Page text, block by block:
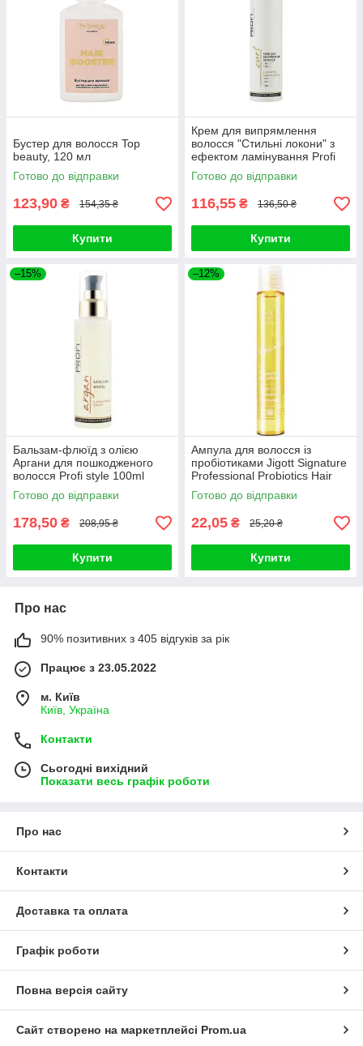
Бустер для волосся Top
beauty, 120 мл
Готово до відправки
123,90 ₴ 154,35 ₴
Купити
Крем для випрямлення
волосся "Стильні локони" з
ефектом ламінування Profi
Style Cream Straightening
Готово до відправки
116,55 ₴ 136,50 ₴
Купити
–15%
Бальзам-флюїд з олією
Аргани для пошкодженого
волосся Profi style 100ml
Готово до відправки
178,50 ₴ 208,95 ₴
Купити
–12%
Ампула для волосся із
пробіотиками Jigott Signature
Professional Probiotics Hair
Ampoule 13ml
Готово до відправки
22,05 ₴ 25,20 ₴
Купити
Про нас
90% позитивних з 405 відгуків за рік
Працює з 23.05.2022
м. Київ
Київ, Україна
Контакти
Сьогодні вихідний
Показати весь графік роботи
Про нас
Контакти
Доставка та оплата
Графік роботи
Повна версія сайту
Сайт створено на маркетплейсі Prom.ua